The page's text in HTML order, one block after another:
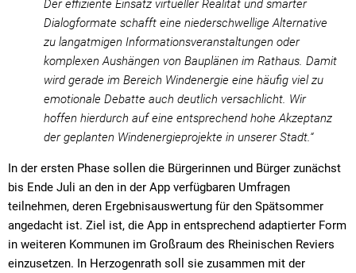
Der effiziente Einsatz virtueller Realität und smarter
Dialogformate schafft eine niederschwellige Alternative
zu langatmigen Informationsveranstaltungen oder
komplexen Aushängen von Bauplänen im Rathaus. Damit
wird gerade im Bereich Windenergie eine häufig viel zu
emotionale Debatte auch deutlich versachlicht. Wir
hoffen hierdurch auf eine entsprechend hohe Akzeptanz
der geplanten Windenergieprojekte in unserer Stadt.“
In der ersten Phase sollen die Bürgerinnen und Bürger zunächst
bis Ende Juli an den in der App verfügbaren Umfragen
teilnehmen, deren Ergebnisauswertung für den Spätsommer
angedacht ist. Ziel ist, die App in entsprechend adaptierter Form
in weiteren Kommunen im Großraum des Rheinischen Reviers
einzusetzen. In Herzogenrath soll sie zusammen mit der